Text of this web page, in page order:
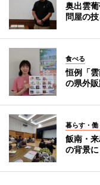
奥出雲
問屋の
食べる
恒例「
の県外
暮らす・働
飯南・
の背景